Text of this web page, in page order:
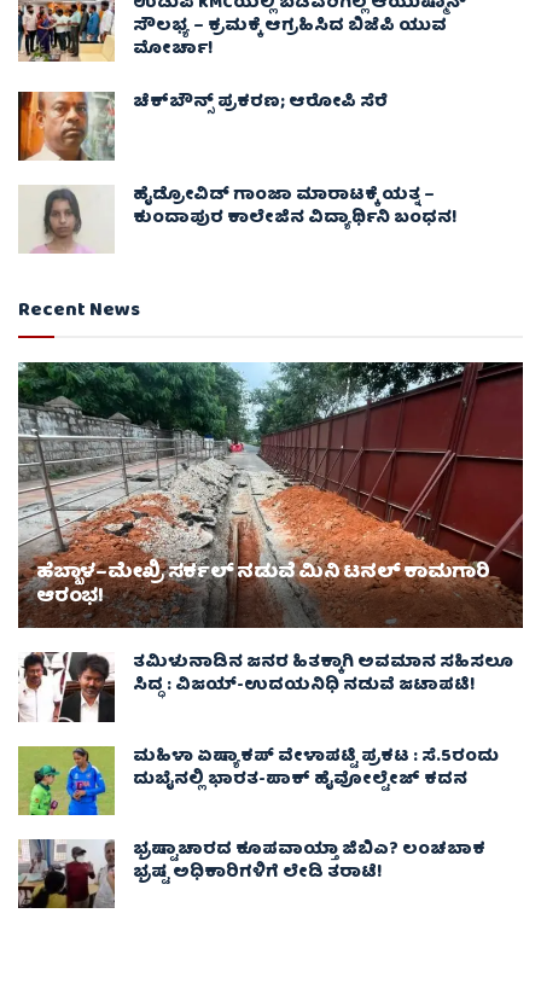
ಸೌಲಭ್ಯ – ಕ್ರಮಕ್ಕೆ ಆಗ್ರಹಿಸಿದ ಬಿಜೆಪಿ ಯುವ
ಮೋರ್ಚಾ!
ಚೆಕ್​ಬೌನ್ಸ್​ ಪ್ರಕರಣ; ಆರೋಪಿ ಸೆರೆ
ಹೈಡ್ರೋವಿಡ್ ಗಾಂಜಾ ಮಾರಾಟಕ್ಕೆ ಯತ್ನ –
ಕುಂದಾಪುರ ಕಾಲೇಜಿನ ವಿದ್ಯಾರ್ಥಿನಿ ಬಂಧನ!
Recent News
ಹೆಬ್ಬಾಳ–ಮೇಖ್ರಿ ಸರ್ಕಲ್ ನಡುವೆ ಮಿನಿ ಟನಲ್ ಕಾಮಗಾರಿ
ಆರಂಭ!
ತಮಿಳುನಾಡಿನ ಜನರ ಹಿತಕ್ಕಾಗಿ ಅವಮಾನ ಸಹಿಸಲೂ
ಸಿದ್ಧ : ವಿಜಯ್‌-ಉದಯನಿಧಿ ನಡುವೆ ಜಟಾಪಟಿ!
ಮಹಿಳಾ ಏಷ್ಯಾಕಪ್ ವೇಳಾಪಟ್ಟಿ ಪ್ರಕಟ : ಸೆ.5ರಂದು
ದುಬೈನಲ್ಲಿ ಭಾರತ-ಪಾಕ್‌ ಹೈವೋಲ್ಟೇಜ್ ಕದನ
ಭ್ರಷ್ಟಾಚಾರದ ಕೂಪವಾಯ್ತಾ ಜಿಬಿಎ? ಲಂಚಬಾಕ
ಭ್ರಷ್ಟ ಅಧಿಕಾರಿಗಳಿಗೆ ಲೇಡಿ ತರಾಟೆ!